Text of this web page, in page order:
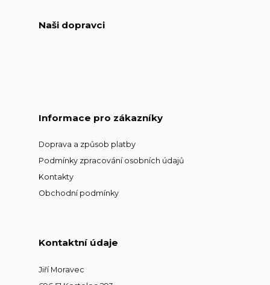
Naši dopravci
Informace pro zákazníky
Doprava a způsob platby
Podmínky zpracování osobních údajů
Kontakty
Obchodní podmínky
Kontaktní údaje
Jiří Moravec